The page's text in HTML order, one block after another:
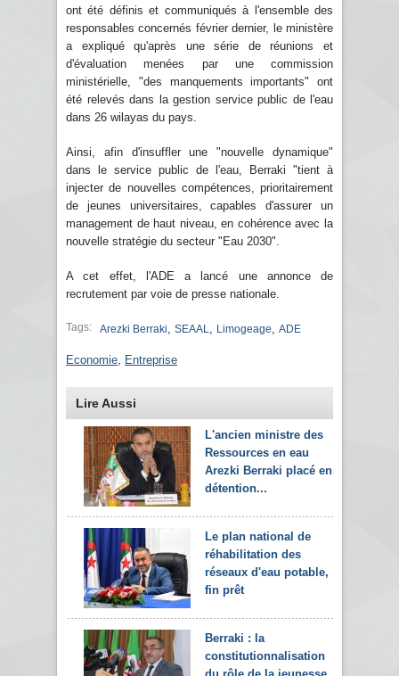
ont été définis et communiqués à l'ensemble des
responsables concernés février dernier, le ministère
a expliqué qu'après une série de réunions et
d'évaluation menées par une commission
ministérielle, "des manquements importants" ont
été relevés dans la gestion service public de l'eau
dans 26 wilayas du pays.
Ainsi, afin d'insuffler une "nouvelle dynamique"
dans le service public de l'eau, Berraki "tient à
injecter de nouvelles compétences, prioritairement
de jeunes universitaires, capables d'assurer un
management de haut niveau, en cohérence avec la
nouvelle stratégie du secteur "Eau 2030".
A cet effet, l'ADE a lancé une annonce de
recrutement par voie de presse nationale.
Tags: Arezki Berraki SEAAL Limogeage ADE
Economie Entreprise
Lire Aussi
L'ancien ministre des
Ressources en eau
Arezki Berraki placé en
détention...
Le plan national de
réhabilitation des
réseaux d'eau potable,
fin prêt
Berraki : la
constitutionnalisation